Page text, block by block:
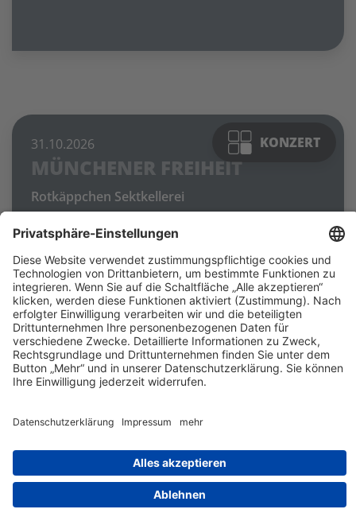
KONZERT
31.10.2026
MÜNCHENER FREIHEIT
Rotkäppchen Sektkellerei
Ihre Musik besitzt eine unverwechselbare
Anziehungskraft, die bis heute nichts von ihrer
Faszination verloren hat und Generationen von
Fans begeistert – ein Zauber, der sich besonders
eindrucksvoll bei ihren Live-Konzerten entfaltet.